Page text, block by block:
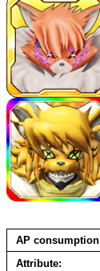
AP consumption
Attribute